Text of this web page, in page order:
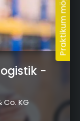
Region
-
Co. KG